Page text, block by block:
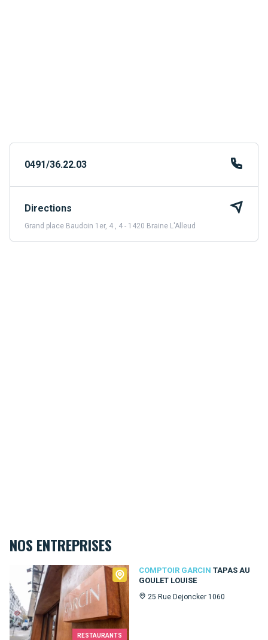
0491/36.22.03
Directions
Grand place Baudoin 1er, 4 , 4 - 1420 Braine L'Alleud
NOS ENTREPRISES
RESTAURANTS
COMPTOIR GARCIN TAPAS AU
GOULET LOUISE
25 Rue Dejoncker 1060
Comptoir Garcin